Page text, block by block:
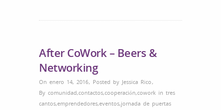
After CoWork – Beers &
Networking
On enero 14, 2016, Posted by Jessica Rico,
By comunidad,contactos,cooperación,cowork in tres
cantos,emprendedores,eventos,jornada de puertas